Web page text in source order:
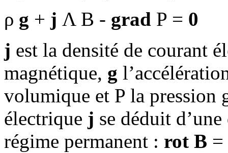
ρ g + j Λ B - grad P = 0
j est la densité de courant
magnétique, g
volumique et P la pression
électrique j se déduit
régime permanent : rot B